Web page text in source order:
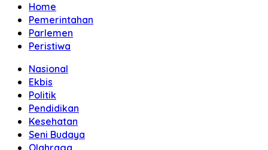
Home
Pemerintahan
Parlemen
Peristiwa
Nasional
Ekbis
Politik
Pendidikan
Kesehatan
Seni Budaya
Olahraga